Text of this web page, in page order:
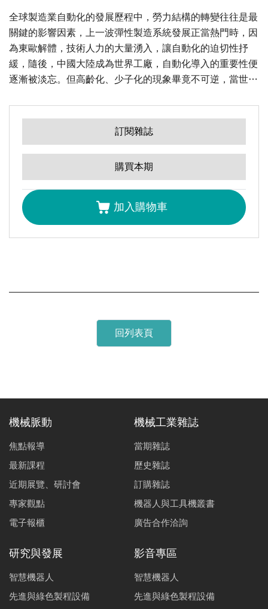
全球製造業自動化的發展歷程中，勞力結構的轉變往往是最
關鍵的影響因素，上一波彈性製造系統發展正當熱門時，因
為東歐解體，技術人力的大量湧入，讓自動化的迫切性抒
緩，隨後，中國大陸成為世界工廠，自動化導入的重要性便
逐漸被淡忘。但高齡化、少子化的現象畢竟不可逆，當世界
工、提昇競爭力的聚焦點。其中，彈性、效能、友善這三大
要素將是發展重點，控制器與智能軟體，已是技術的價值核
心。
全選
透過無線競標進行公正拍賣
劉思宇
梁高榮
比較台灣花卉價格分佈的三種不均等衡量值
彭思瑜
梁高榮
彭達仁
丁純乾 陳俊皓 黃淵勇
六軸機械手臂控制技術
蔡高岳 林洋鑫
顏炳華 許玉山
線切割放電加工控制技術
永磁同步馬達無感測控制技術
田秋寶 林振志
邱國麟
黃憲章
CNC工具機進給驅動伺服機構之靜摩擦力量測與分析
鍾孟良
張萬坤
訂閱雜誌
購買本期
加入購物車
回列表頁
機械脈動
焦點報導
最新課程
近期展覽、研討會
專家觀點
電子報櫃
機械工業雜誌
當期雜誌
歷史雜誌
訂購雜誌
機器人與工具機叢書
廣告合作洽詢
研究與發展
智慧機器人
先進與綠色製程設備
影音專區
智慧機器人
先進與綠色製程設備